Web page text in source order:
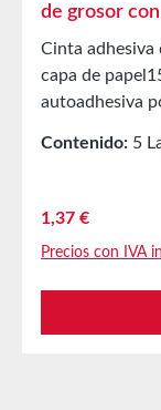
de grosor
Cinta adhesiva
capa de
autoadhesiva
protector.
universal en
recubrimiento
conductos de
frío
Contenido: 5
Precio normal:
1,37 €
Precios con IVA